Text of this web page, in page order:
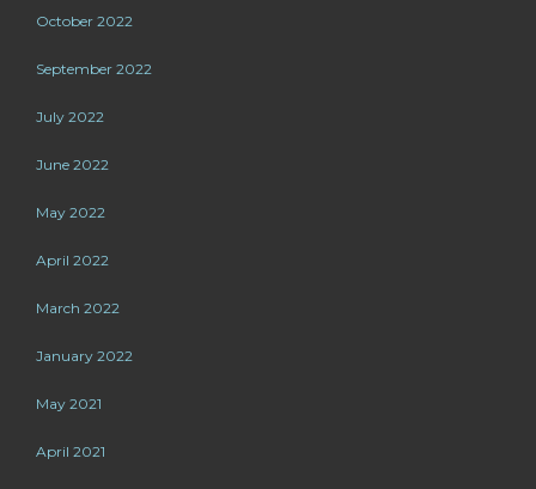
October 2022
September 2022
July 2022
June 2022
May 2022
April 2022
March 2022
January 2022
May 2021
April 2021